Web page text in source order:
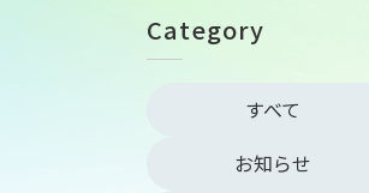
Category
すべて
お知らせ